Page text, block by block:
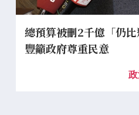
總預算被刪2千億「仍
豐籲政府尊重民意